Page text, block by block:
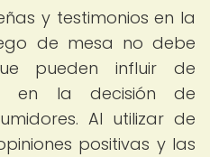
y testimonios en la
de mesa no debe
pueden influir de
en la decisión de
Al utilizar de
positivas y las